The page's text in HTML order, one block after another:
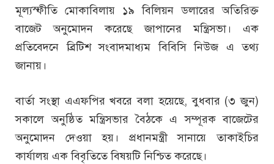
মূল্যস্ফীতি মোকাবিলায় ১৯ বিলিয়ন ডলারের অতিরিক্ত
বাজেট অনুমোদন করেছে জাপানের মন্ত্রিসভা। এক
প্রতিবেদনে ব্রিটিশ সংবাদমাধ্যম বিবিসি নিউজ এ তথ্য
জানায়।
বার্তা সংস্থা এএফপির খবরে বলা হয়েছে, বুধবার (৩ জুন)
সকালে অনুষ্ঠিত মন্ত্রিসভার বৈঠকে এ সম্পূরক বাজেটের
অনুমোদন দেওয়া হয়। প্রধানমন্ত্রী সানায়ে তাকাইচির
কার্যালয় এক বিবৃতিতে বিষয়টি নিশ্চিত করেছে।